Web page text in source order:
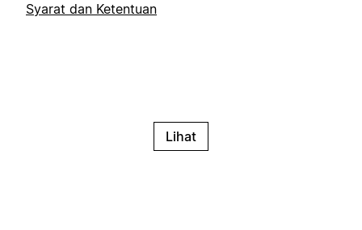
Syarat dan Ketentuan
Lihat